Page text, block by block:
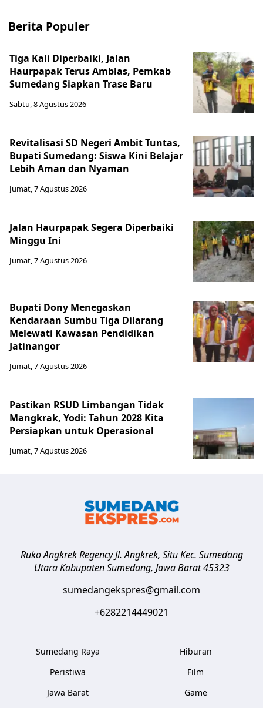
Berita Populer
Tiga Kali Diperbaiki, Jalan
Haurpapak Terus Amblas, Pemkab
Sumedang Siapkan Trase Baru
Sabtu, 8 Agustus 2026
Revitalisasi SD Negeri Ambit Tuntas,
Bupati Sumedang: Siswa Kini Belajar
Lebih Aman dan Nyaman
Jumat, 7 Agustus 2026
Jalan Haurpapak Segera Diperbaiki
Minggu Ini
Jumat, 7 Agustus 2026
Bupati Dony Menegaskan
Kendaraan Sumbu Tiga Dilarang
Melewati Kawasan Pendidikan
Jatinangor
Jumat, 7 Agustus 2026
Pastikan RSUD Limbangan Tidak
Mangkrak, Yodi: Tahun 2028 Kita
Persiapkan untuk Operasional
Jumat, 7 Agustus 2026
Ruko Angkrek Regency Jl. Angkrek, Situ Kec. Sumedang
Utara Kabupaten Sumedang, Jawa Barat 45323
sumedangekspres@gmail.com
+6282214449021
Sumedang Raya
Peristiwa
Jawa Barat
Hiburan
Film
Game